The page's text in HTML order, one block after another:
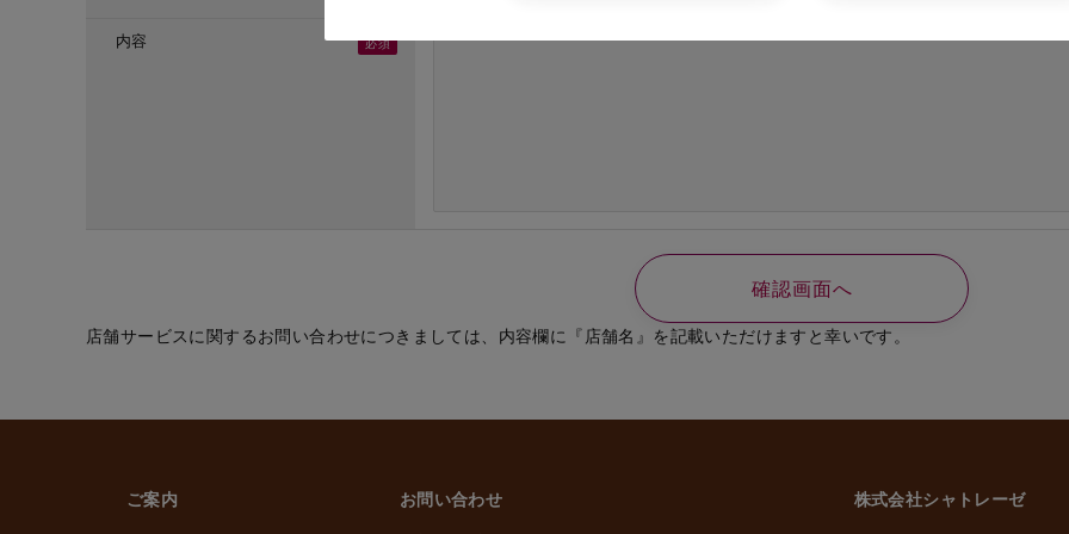
・(１)～(７)に記載した利用目的以外で個人情報を取得または利用する場合は、個別に利用目的を明示
3. 個人情報の第三者への委託・提供について
内容
店舗サービスに関するお問い合わせにつきましては、内容欄に『店舗名』を記載いただけますと幸いです。
ご案内 お問い合わせ 株式会社シャトレーゼ